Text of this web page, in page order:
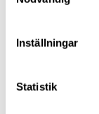
Inställningar
Statistik
5 200 000